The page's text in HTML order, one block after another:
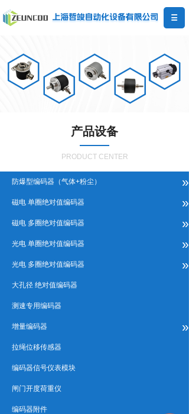
产品设备
PRODUCT CENTER
防爆型编码器（气体+粉尘） »
磁电 单圈绝对值编码器 »
磁电 多圈绝对值编码器 »
光电 单圈绝对值编码器 »
光电 多圈绝对值编码器 »
大孔径 绝对值编码器
测速专用编码器
增量编码器 »
拉绳位移传感器
编码器信号仪表模块
闸门开度荷重仪
编码器附件